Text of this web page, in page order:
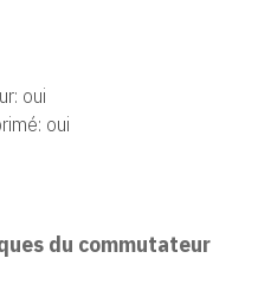
oui
oui
du commutateur